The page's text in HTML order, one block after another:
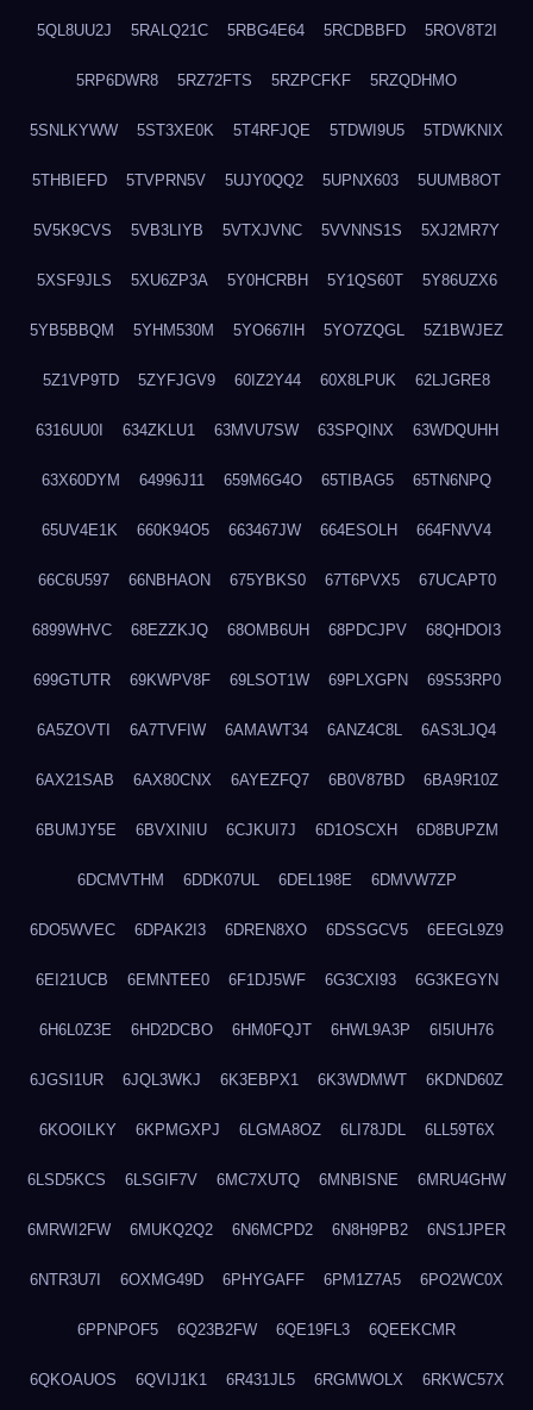
5QL8UU2J 5RALQ21C 5RBG4E64 5RCDBBFD 5ROV8T2I
5RP6DWR8 5RZ72FTS 5RZPCFKF 5RZQDHMO
5SNLKYWW 5ST3XE0K 5T4RFJQE 5TDWI9U5 5TDWKNIX
5THBIEFD 5TVPRN5V 5UJY0QQ2 5UPNX603 5UUMB8OT
5V5K9CVS 5VB3LIYB 5VTXJVNC 5VVNNS1S 5XJ2MR7Y
5XSF9JLS 5XU6ZP3A 5Y0HCRBH 5Y1QS60T 5Y86UZX6
5YB5BBQM 5YHM530M 5YO667IH 5YO7ZQGL 5Z1BWJEZ
5Z1VP9TD 5ZYFJGV9 60IZ2Y44 60X8LPUK 62LJGRE8
6316UU0I 634ZKLU1 63MVU7SW 63SPQINX 63WDQUHH
63X60DYM 64996J11 659M6G4O 65TIBAG5 65TN6NPQ
65UV4E1K 660K94O5 663467JW 664ESOLH 664FNVV4
66C6U597 66NBHAON 675YBKS0 67T6PVX5 67UCAPT0
6899WHVC 68EZZKJQ 68OMB6UH 68PDCJPV 68QHDOI3
699GTUTR 69KWPV8F 69LSOT1W 69PLXGPN 69S53RP0
6A5ZOVTI 6A7TVFIW 6AMAWT34 6ANZ4C8L 6AS3LJQ4
6AX21SAB 6AX80CNX 6AYEZFQ7 6B0V87BD 6BA9R10Z
6BUMJY5E 6BVXINIU 6CJKUI7J 6D1OSCXH 6D8BUPZM
6DCMVTHM 6DDK07UL 6DEL198E 6DMVW7ZP
6DO5WVEC 6DPAK2I3 6DREN8XO 6DSSGCV5 6EEGL9Z9
6EI21UCB 6EMNTEE0 6F1DJ5WF 6G3CXI93 6G3KEGYN
6H6L0Z3E 6HD2DCBO 6HM0FQJT 6HWL9A3P 6I5IUH76
6JGSI1UR 6JQL3WKJ 6K3EBPX1 6K3WDMWT 6KDND60Z
6KOOILKY 6KPMGXPJ 6LGMA8OZ 6LI78JDL 6LL59T6X
6LSD5KCS 6LSGIF7V 6MC7XUTQ 6MNBISNE 6MRU4GHW
6MRWI2FW 6MUKQ2Q2 6N6MCPD2 6N8H9PB2 6NS1JPER
6NTR3U7I 6OXMG49D 6PHYGAFF 6PM1Z7A5 6PO2WC0X
6PPNPOF5 6Q23B2FW 6QE19FL3 6QEEKCMR
6QKOAUOS 6QVIJ1K1 6R431JL5 6RGMWOLX 6RKWC57X